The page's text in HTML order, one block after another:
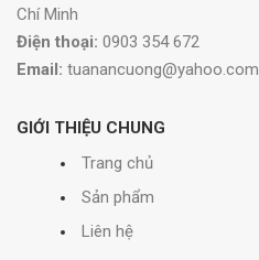
Chí Minh
Điện thoại: 0903 354 672
Email: tuanancuong@yahoo.com
GIỚI THIỆU CHUNG
Trang chủ
Sản phẩm
Liên hệ